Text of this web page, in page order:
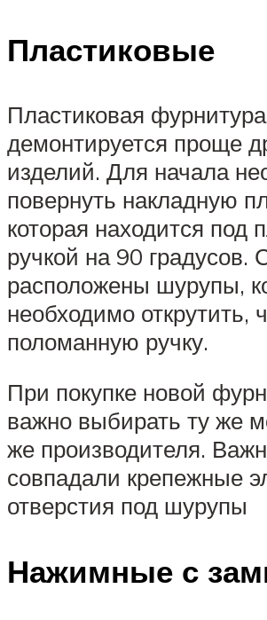
Пластиковые
Пластиковая фурнитура
демонтируется проще
изделий. Для начала
повернуть накладную
которая находится под
ручкой на 90 градусов.
расположены шурупы,
необходимо открутить,
поломанную ручку.
При покупке новой
важно выбирать ту же
же производителя.
совпадали крепежные
отверстия под шурупы
Нажимные с